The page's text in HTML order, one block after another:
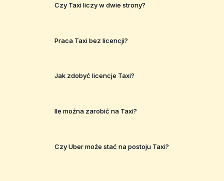
Czy Taxi liczy w dwie strony?
Praca Taxi bez licencji?
Jak zdobyć licencje Taxi?
Ile można zarobić na Taxi?
Czy Uber może stać na postoju Taxi?